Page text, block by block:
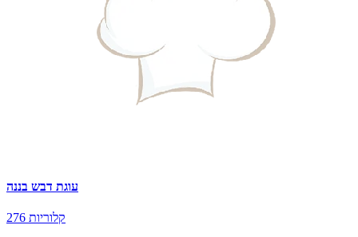
עוגת דבש בננה
276 קלוריות